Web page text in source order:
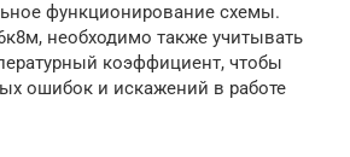
функционирование схемы.
необходимо также учитывать
коэффициент, чтобы
ошибок и искажений в работе